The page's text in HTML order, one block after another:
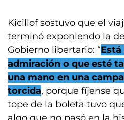
Kicillof sostuvo que el
terminó exponiendo la
Gobierno libertario: “
admiración o que esté
una mano en una
torcida, porque fíjense
tope de la boleta tuvo